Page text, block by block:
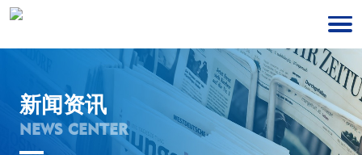
新闻资讯
NEWS CENTER